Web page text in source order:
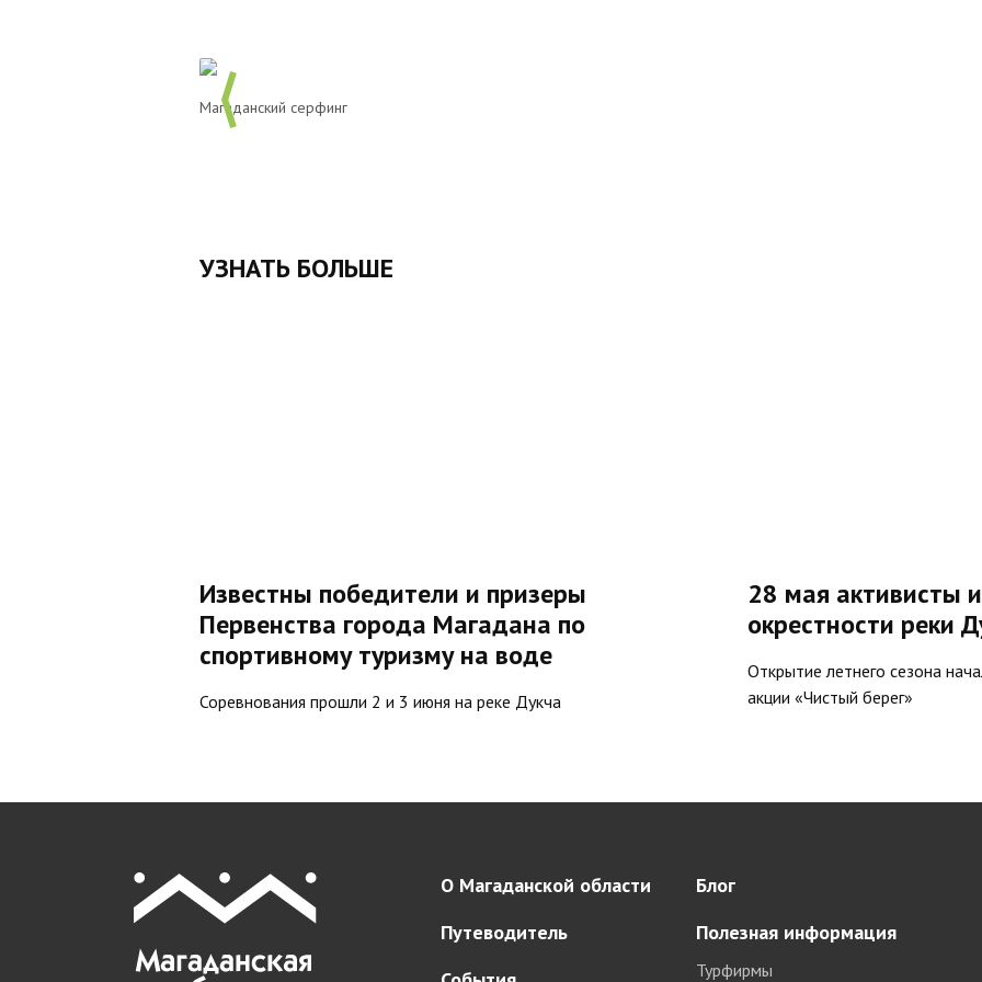
Магаданский серфинг
УЗНАТЬ БОЛЬШЕ
Известны победители и призеры
Первенства города Магадана по
спортивному туризму на воде
Соревнования прошли 2 и 3 июня на реке Дукча
28 мая активисты
окрестности реки
Открытие летнего сезона
акции «Чистый берег»
О Магаданской области
Путеводитель
Блог
Полезная информация
Турфирмы